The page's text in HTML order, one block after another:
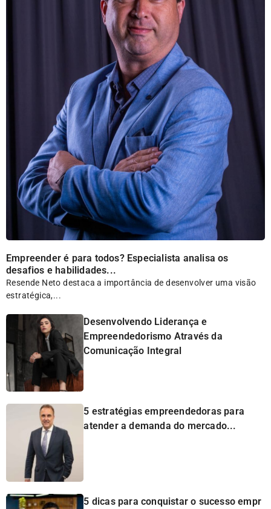
Empreender é para todos? Especialista analisa os
desafios e habilidades...
Resende Neto destaca a importância de desenvolver uma visão
estratégica,...
Desenvolvendo Liderança e
Empreendedorismo Através da
Comunicação Integral
5 estratégias empreendedoras para
atender a demanda do mercado...
5 dicas para conquistar o sucesso empr